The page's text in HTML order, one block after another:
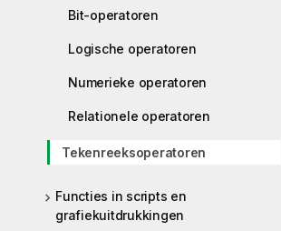
Bit-operatoren
Logische operatoren
Numerieke operatoren
Relationele operatoren
Tekenreeksoperatoren
Functies in scripts en
grafiekuitdrukkingen